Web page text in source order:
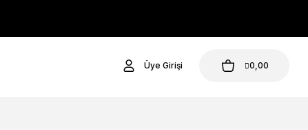
Üye Girişi 0,00